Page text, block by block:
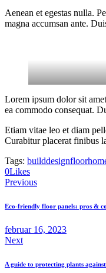
Aenean et egestas nulla.
magna accumsan ante.
Lorem ipsum dolor sit
ea commodo consequat.
Etiam vitae leo et diam
Curabitur placerat finibus
Tags: builddesignfloor
0Likes
Previous
Eco-friendly floor panels: pros &
februar 16, 2023
Next
A guide to protecting plants